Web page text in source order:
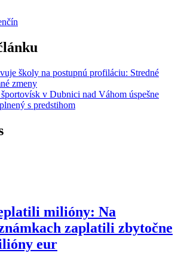
školy na postupnú profiláciu: Stredné
zmeny
v Dubnici nad Váhom úspešne
s predstihom
milióny: Na
zaplatili zbytočne
eur